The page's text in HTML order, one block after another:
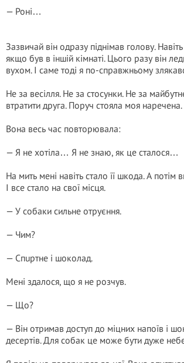
— Роні…
Зазвичай він одразу піднімав голову.
якщо був в іншій кімнаті. Цього разу він
вухом. І саме тоді я по-справжньому
Не за весілля. Не за стосунки. Не за
втратити друга. Поруч стояла моя
Вона весь час повторювала:
— Я не хотіла… Я не знаю, як це сталося…
На мить мені навіть стало її шкода. А потім
І все стало на свої місця.
— У собаки сильне отруєння.
— Чим?
— Спuртнe і шоколад.
Мені здалося, що я не розчув.
— Що?
— Він отримав доступ до мiцних напоїв і
десертів. Для собак це може бути дуже